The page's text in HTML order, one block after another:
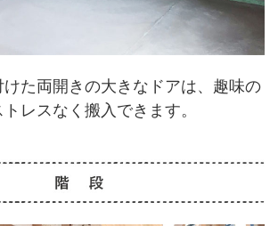
けた両開きの大きなドアは、趣味の
レスなく搬入できます。